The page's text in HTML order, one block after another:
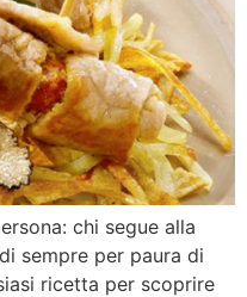
chi segue alla
sempre per paura di
ricetta per scoprire